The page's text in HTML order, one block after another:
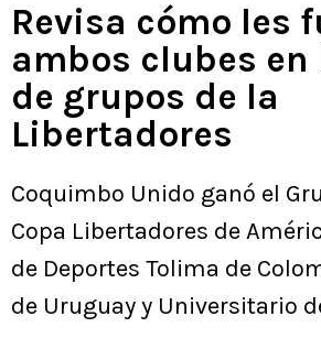
Revisa cómo les
ambos clubes en
de grupos de la
Libertadores
Coquimbo Unido ganó el
Copa Libertadores de
de Deportes Tolima de
de Uruguay y Universitario